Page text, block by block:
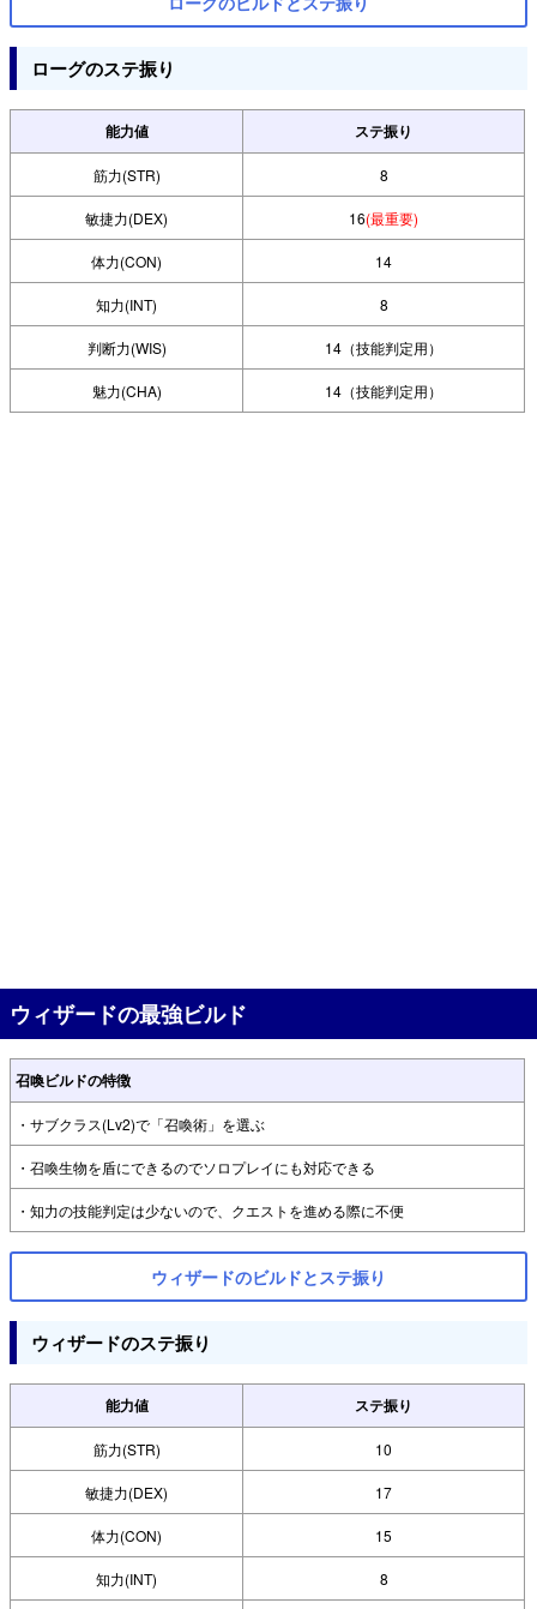
ローグのステ振り
能力値 ステ振り
筋力(STR) 8
敏捷力(DEX) 16(最重要)
体力(CON) 14
知力(INT) 8
判断力(WIS) 14（技能判定用）
魅力(CHA) 14（技能判定用）
ウィザードの最強ビルド
召喚ビルドの特徴
・サブクラス(Lv2)で「召喚術」を選ぶ
・召喚生物を盾にできるのでソロプレイにも対応できる
・知力の技能判定は少ないので、クエストを進める際に不便
ウィザードのビルドとステ振り
ウィザードのステ振り
能力値 ステ振り
筋力(STR) 10
敏捷力(DEX) 17
体力(CON) 15
知力(INT) 8